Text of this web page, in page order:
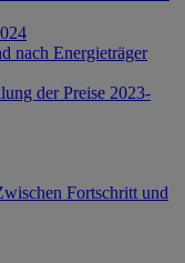
nach Energieträger
der Preise 2023-
Fortschritt und